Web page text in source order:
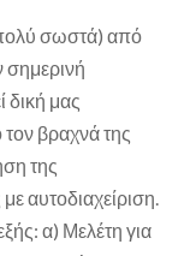
σωστά) από
σημερινή
δική μας
βραχνά της
της
αυτοδιαχείριση.
α) Μελέτη για